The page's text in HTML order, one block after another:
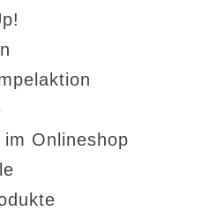
Onlineshop